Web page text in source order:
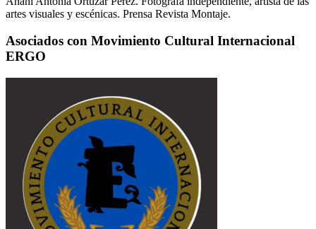
artes visuales y escénicas. Prensa Revista Montaje.
Asociados con Movimiento Cultural Internacional
ERGO